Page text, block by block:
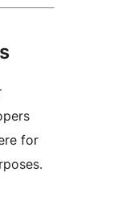
for